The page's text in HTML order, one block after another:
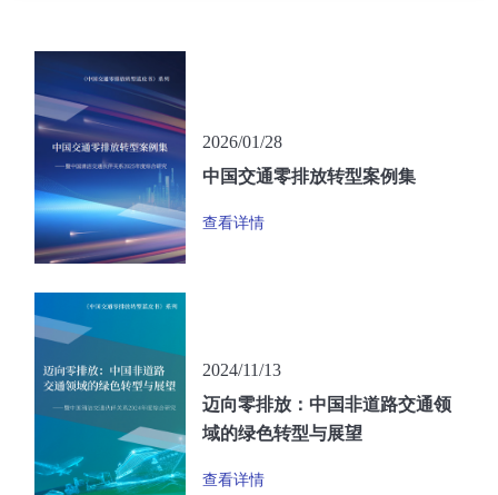
2026/01/28
中国交通零排放转型案例集
查看详情
2024/11/13
迈向零排放：中国非道路交通领
域的绿色转型与展望
查看详情